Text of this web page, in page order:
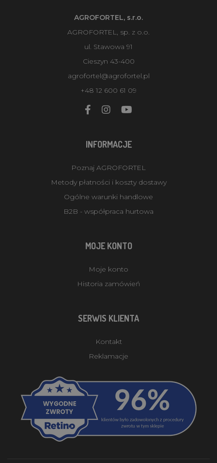
AGROFORTEL, s.r.o.
AGROFORTEL, sp. z o.o.
ul. Stawowa 91
Cieszyn 43-400
agrofortel@agrofortel.pl
+48 12 600 61 09
INFORMACJE
Poznaj AGROFORTEL
Metody płatności i koszty dostawy
Ogólne warunki handlowe
B2B - współpraca hurtowa
MOJE KONTO
Moje konto
Historia zamówień
SERWIS KLIENTA
Kontakt
Reklamacje